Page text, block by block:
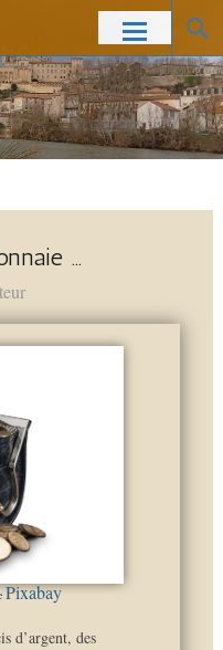
…
Pixabay
d’argent, des